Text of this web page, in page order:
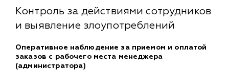
Контроль за действиями сотрудников
и выявление злоупотреблений
Оперативное наблюдение за приемом и оплатой
заказов с рабочего места менеджера
(администратора)